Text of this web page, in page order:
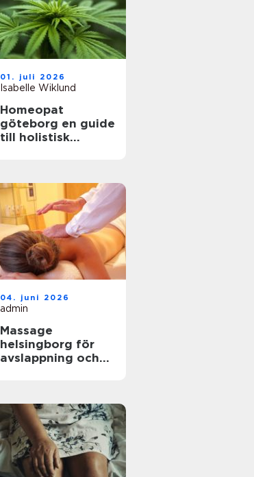
01. juli 2026
Isabelle Wiklund
Homeopat
göteborg en guide
till holistisk
04. juni 2026
admin
Massage
helsingborg för
avslappning och